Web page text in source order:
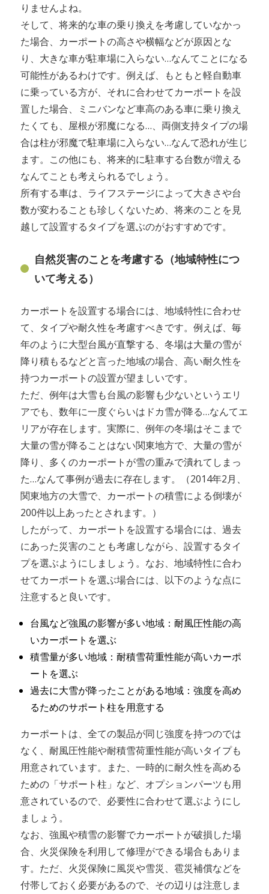
りませんよね。
そして、将来的な車の乗り換えを考慮していなかっ
た場合、カーポートの高さや横幅などが原因とな
り、大きな車が駐車場に入らない…なんてことになる
可能性があるわけです。例えば、もともと軽自動車
に乗っている方が、それに合わせてカーポートを設
置した場合、ミニバンなど車高のある車に乗り換え
たくても、屋根が邪魔になる…、両側支持タイプの場
合は柱が邪魔で駐車場に入らない…なんて恐れが生じ
ます。この他にも、将来的に駐車する台数が増える
なんてことも考えられるでしょう。
所有する車は、ライフステージによって大きさや台
数が変わることも珍しくないため、将来のことを見
越して設置するタイプを選ぶのがおすすめです。
自然災害のことを考慮する（地域特性につ
いて考える）
カーポートを設置する場合には、地域特性に合わせ
て、タイプや耐久性を考慮すべきです。例えば、毎
年のように大型台風が直撃する、冬場は大量の雪が
降り積もるなどと言った地域の場合、高い耐久性を
持つカーポートの設置が望ましいです。
ただ、例年は大雪も台風の影響も少ないというエリ
アでも、数年に一度ぐらいはドカ雪が降る…なんてエ
リアが存在します。実際に、例年の冬場はそこまで
大量の雪が降ることはない関東地方で、大量の雪が
降り、多くのカーポートが雪の重みで潰れてしまっ
た…なんて事例が過去に存在します。（2014年2月、
関東地方の大雪で、カーポートの積雪による倒壊が
200件以上あったとされます。）
したがって、カーポートを設置する場合には、過去
にあった災害のことも考慮しながら、設置するタイ
プを選ぶようにしましょう。なお、地域特性に合わ
せてカーポートを選ぶ場合には、以下のような点に
注意すると良いです。
台風など強風の影響が多い地域：耐風圧性能の高
いカーポートを選ぶ
積雪量が多い地域：耐積雪荷重性能が高いカーポ
ートを選ぶ
過去に大雪が降ったことがある地域：強度を高め
るためのサポート柱を用意する
カーポートは、全ての製品が同じ強度を持つのでは
なく、耐風圧性能や耐積雪荷重性能が高いタイプも
用意されています。また、一時的に耐久性を高める
ための「サポート柱」など、オプションパーツも用
意されているので、必要性に合わせて選ぶようにし
ましょう。
なお、強風や積雪の影響でカーポートが破損した場
合、火災保険を利用して修理ができる場合もありま
す。ただ、火災保険に風災や雪災、雹災補償などを
付帯しておく必要があるので、その辺りは注意しま